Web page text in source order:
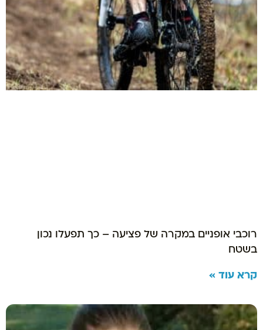
רוכבי אופניים במקרה של פציעה – כך תפעלו נכון
בשטח
קרא עוד »